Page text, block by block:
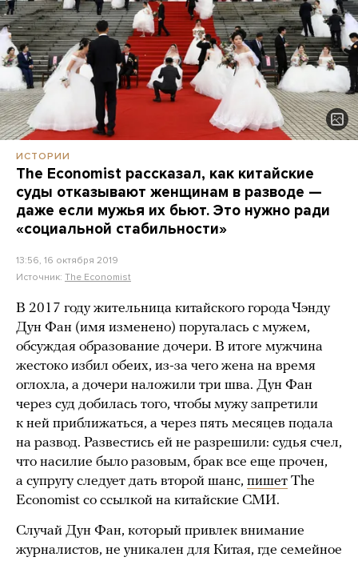
ИСТОРИИ
The Economist рассказал, как китайские
суды отказывают женщинам в разводе —
даже если мужья их бьют. Это нужно ради
«социальной стабильности»
13:56, 16 октября 2019
Источник: The Economist
В 2017 году жительница китайского города Чэнду
Дун Фан (имя изменено) поругалась с мужем,
обсуждая образование дочери. В итоге мужчина
жестоко избил обеих, из-за чего жена на время
оглохла, а дочери наложили три шва. Дун Фан
через суд добилась того, чтобы мужу запретили
к ней приближаться, а через пять месяцев подала
на развод. Развестись ей не разрешили: судья счел,
что насилие было разовым, брак все еще прочен,
а супругу следует дать второй шанс, пишет The
Economist со ссылкой на китайские СМИ.
Случай Дун Фан, который привлек внимание
журналистов, не уникален для Китая, где семейное